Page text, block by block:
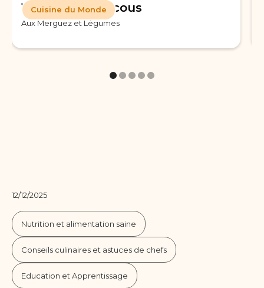
Véritable Couscous
Aux Merguez et Légumes
Cuisine du Monde
12/12/2025
Nutrition et alimentation saine
Conseils culinaires et astuces de chefs
Education et Apprentissage